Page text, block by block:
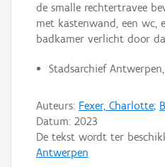
de smalle rechtertravee
met kastenwand, een wc,
badkamer verlicht door
Stadsarchief
Auteurs: Fexer, Charlotte;
Datum: 2023
De tekst wordt ter
Antwerpen